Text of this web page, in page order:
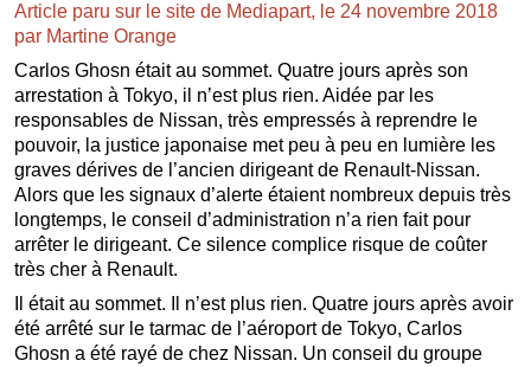
Article paru sur le site de Mediapart, le 24 novembre 2018
par Martine Orange
Carlos Ghosn était au sommet. Quatre jours après son
arrestation à Tokyo, il n’est plus rien. Aidée par les
responsables de Nissan, très empressés à reprendre le
pouvoir, la justice japonaise met peu à peu en lumière les
graves dérives de l’ancien dirigeant de Renault-Nissan.
Alors que les signaux d’alerte étaient nombreux depuis très
longtemps, le conseil d’administration n’a rien fait pour
arrêter le dirigeant. Ce silence complice risque de coûter
très cher à Renault.
Il était au sommet. Il n’est plus rien. Quatre jours après avoir
été arrêté sur le tarmac de l’aéroport de Tokyo, Carlos
Ghosn a été rayé de chez Nissan. Un conseil du groupe